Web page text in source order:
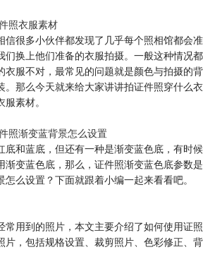
照衣服素材
信很多小伙伴都发现了几乎每个照相馆都会准
们换上他们准备的衣服拍摄。一般这种情况都
衣服不对，最常见的问题就是颜色与拍摄的背
。那么今天就来给大家讲讲拍证件照穿什么衣
素材。
照渐变蓝背景怎么设置
底和蓝底，但还有一种是渐变蓝色底，有时候
渐变蓝色底，那么，证件照渐变蓝色底参数是
么设置？下面就跟着小编一起来看看吧。
常用到的照片，本文主要介绍了如何使用证照
片，包括规格设置、裁剪照片、色彩修正、背